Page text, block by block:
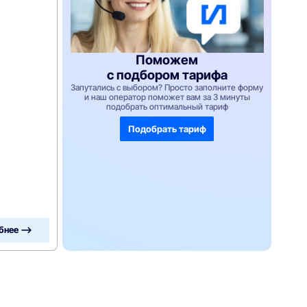
—>
Поможем
с подбором тарифа
Запутались с выбором? Просто заполните форму
и наш оператор поможет вам за 3 минуты
подобрать оптимальный тариф
Подобрать тариф